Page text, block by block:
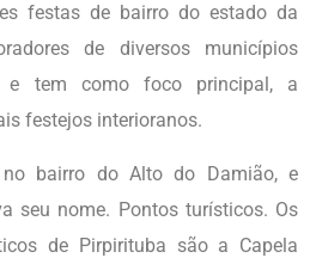
festas de bairro do estado da
de diversos municípios
e tem como foco principal, a
festejos interioranos.
no bairro do Alto do Damião, e
seu nome. Pontos turísticos. Os
de Pirpirituba são a Capela